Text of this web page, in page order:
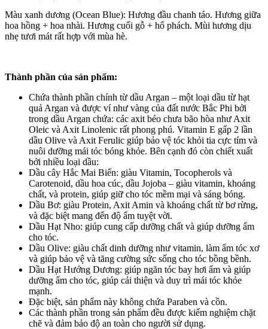
Màu xanh dương (Ocean Blue): Hương đầu chanh táo. Hương giữa
hoa hồng + hoa nhài. Hương cuối gỗ + hổ phách. Mùi hương dịu
nhẹ tươi mát rất hợp với mùa hè.
Thành phần của sản phẩm:
Chứa thành phần chính từ dầu Argan – một loại dầu từ hạt
quả Argan và được ví như vàng của đất nước Bắc Phi bởi
trong dầu Argan chứa: các axit béo chưa bão hòa như Axit
Oleic và Axit Linolenic rất phong phú. Vitamin E gấp 2 lần
dầu Olive và Axit Ferulic giúp bảo vệ tóc khỏi tia cực tím và
nuôi dưỡng mái tóc bóng khỏe. Bên cạnh đó còn chiết xuất
bởi nhiều loại dầu:
Dầu cây Hắc Mai Biển: giàu Vitamin, Tocopherols và
Carotenoid, dầu hoa cúc, dầu Jojoba – giàu vitamin, khoáng
chất, và protein, giúp giữ cho tóc mềm mại và sáng bóng.
Dầu Bơ: giàu Protein, Axit Amin và khoáng chất từ bơ rừng,
và đặc biệt mang đến độ ẩm tuyệt vời.
Dầu Hạt Nho: giúp cung cấp dưỡng chất và giúp dưỡng ẩm
cho tóc.
Dầu Olive: giàu chất dinh dưỡng như vitamin, làm ẩm tóc xơ
và giúp bảo vệ và tăng cường sức sống cho tóc bồng bềnh.
Dầu Hạt Hướng Dương: giúp ngăn tóc bay hơi ẩm và giúp
dưỡng ẩm cho tóc, giúp cải thiện và duy trì mái tóc khỏe
mạnh.
Đặc biệt, sản phẩm này không chứa Paraben và cồn.
Các thành phần trong sản phẩm đều được kiểm nghiệm chặt
chẽ và đảm bảo độ an toàn cho người sử dụng.